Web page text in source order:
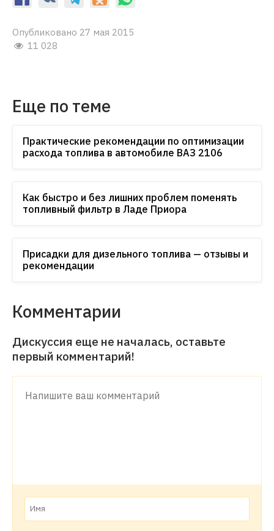
Опубликовано 27 мая 2015
11 028
Еще по теме
Практические рекомендации по оптимизации
расхода топлива в автомобиле ВАЗ 2106
Как быстро и без лишних проблем поменять
топливный фильтр в Ладе Приора
Присадки для дизельного топлива — отзывы и
рекомендации
Комментарии
Дискуссия еще не началась, оставьте
первый комментарий!